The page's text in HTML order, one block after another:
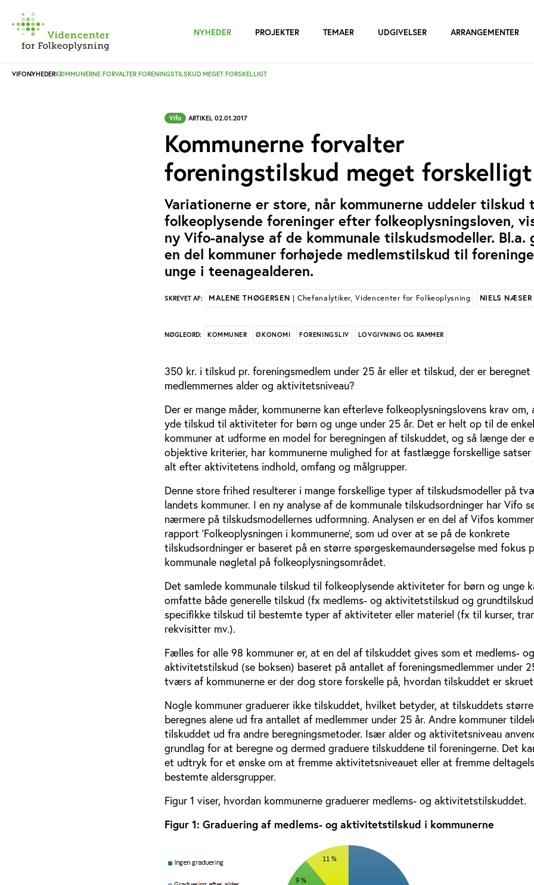
NYHEDER PROJEKTER TEMAER UDGIVELSER ARRANGEMENTER
VIFONYHEDERKOMMUNERNE FORVALTER FORENINGSTILSKUD MEGET FORSKELLIGT
Vifo ARTIKEL 02.01.2017
Kommunerne forvalter
foreningstilskud meget forskelligt
Variationerne er store, når kommunerne uddeler tilskud
folkeoplysende foreninger efter folkeoplysningsloven,
ny Vifo-analyse af de kommunale tilskudsmodeller. Bl.a.
en del kommuner forhøjede medlemstilskud til
unge i teenagealderen.
SKREVET AF: MALENE THØGERSEN | Chefanalytiker, Videncenter for Folkeoplysning NIELS NÆSER
NØGLEORD: KOMMUNER ØKONOMI FORENINGSLIV LOVGIVNING OG RAMMER
350 kr. i tilskud pr. foreningsmedlem under 25 år eller et tilskud, der er beregnet
medlemmernes alder og aktivitetsniveau?
Der er mange måder, kommunerne kan efterleve folkeoplysningslovens krav om,
yde tilskud til aktiviteter for børn og unge under 25 år. Det er helt op til de
kommuner at udforme en model for beregningen af tilskuddet, og så længe der
objektive kriterier, har kommunerne mulighed for at fastlægge forskellige
alt efter aktivitetens indhold, omfang og målgrupper.
Denne store frihed resulterer i mange forskellige typer af tilskudsmodeller på
landets kommuner. I en ny analyse af de kommunale tilskudsordninger har Vifo
nærmere på tilskudsmodellernes udformning. Analysen er en del af Vifos
rapport ’Folkeoplysningen i kommunerne’, som ud over at se på de konkrete
tilskudsordninger er baseret på en større spørgeskemaundersøgelse med fokus
kommunale nøgletal på folkeoplysningsområdet.
Det samlede kommunale tilskud til folkeoplysende aktiviteter for børn og unge
omfatte både generelle tilskud (fx medlems- og aktivitetstilskud og
specifikke tilskud til bestemte typer af aktiviteter eller materiel (fx til kurser,
rekvisitter mv.).
Fælles for alle 98 kommuner er, at en del af tilskuddet gives som et medlems- og
aktivitetstilskud (se boksen) baseret på antallet af foreningsmedlemmer under
tværs af kommunerne er der dog store forskelle på, hvordan tilskuddet er skruet
Nogle kommuner graduerer ikke tilskuddet, hvilket betyder, at tilskuddets
beregnes alene ud fra antallet af medlemmer under 25 år. Andre kommuner
tilskuddet ud fra andre beregningsmetoder. Især alder og aktivitetsniveau
grundlag for at beregne og dermed graduere tilskuddene til foreningerne. Det
et udtryk for et ønske om at fremme aktivitetsniveauet eller at fremme
bestemte aldersgrupper.
Figur 1 viser, hvordan kommunerne graduerer medlems- og aktivitetstilskuddet.
Figur 1: Graduering af medlems- og aktivitetstilskud i kommunerne